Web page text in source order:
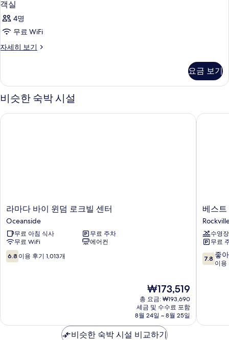
객실
4명
무료 WiFi
자세히 보기
객
히
보
기
요금 보기
비슷한 숙박 시설
라
마
다
바
이
윈
덤
라마다 바이 윈덤 로크빌 센터
Oceanside
무료 아침 식사
무료 주차
무료 WiFi
에어컨
10
점
용
6.8 이용 후기 1,013개
현
재
요
금
₩173,519
₩173,519
총 요금: ₩193,690
세금 및 수수료 포함
8월 24일 ~ 8월 25일
라마다 바이 윈덤 로크빌 센터
베
스
트
웨
스
턴
밀
베스
수영장
무료
10
점
아
7.8 좋
이용
베스트
비슷한 숙박 시설 비교하기